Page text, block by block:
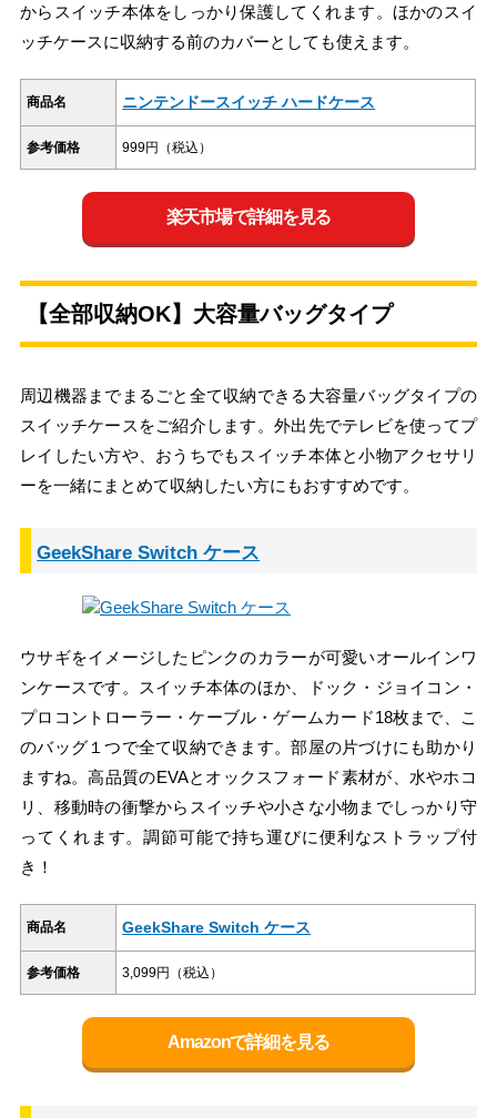
からスイッチ本体をしっかり保護してくれます。ほかのスイ
ッチケースに収納する前のカバーとしても使えます。
商品名 ニンテンドースイッチ ハードケース
参考価格 999円（税込）
楽天市場で詳細を見る
【全部収納OK】大容量バッグタイプ
周辺機器までまるごと全て収納できる大容量バッグタイプの
スイッチケースをご紹介します。外出先でテレビを使ってプ
レイしたい方や、おうちでもスイッチ本体と小物アクセサリ
ーを一緒にまとめて収納したい方にもおすすめです。
GeekShare Switch ケース
ウサギをイメージしたピンクのカラーが可愛いオールインワ
ンケースです。スイッチ本体のほか、ドック・ジョイコン・
プロコントローラー・ケーブル・ゲームカード18枚まで、こ
のバッグ１つで全て収納できます。部屋の片づけにも助かり
ますね。高品質のEVAとオックスフォード素材が、水やホコ
リ、移動時の衝撃からスイッチや小さな小物までしっかり守
ってくれます。調節可能で持ち運びに便利なストラップ付
き！
商品名 GeekShare Switch ケース
参考価格 3,099円（税込）
Amazonで詳細を見る